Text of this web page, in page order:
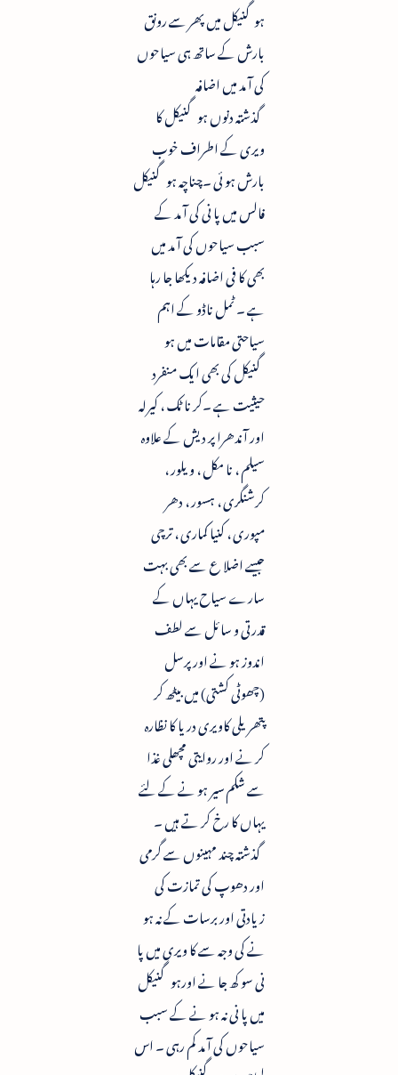
ہوگنیکل میں پھر سے رونق
بارش کے ساتھ ہی سیاحوں
کی آ مد میں اضافہ
گذشتہ دنوں ہو گنیکل کا
ویری کے اطراف خوب
بارش ہو ئی ۔چناچہ ہو گنیکل
فالس میں پا نی کی آ مد کے
سبب سیاحوں کی آ مد میں
بھی کا فی اضافہ دیکھا جا رہا
ہے ۔ ٹمل ناڈو کے اہم
سیاحتی مقامات میں ہو
گنیکل کی بھی ایک منفرد
حیثیت ہے ۔کر نا ٹک ، کیرلہ
اور آندھرا پر دیش کے علاوہ
سیلم ، نا مکل ، ویلور ،
کرشنگری ، ہسور ، دھر
مپوری ، کنیا کماری ، ترچی
جیسے اضلا ع سے بھی بہت
سارے سیاح یہاں کے
قدرتی و سائل سے لطف
اندوز ہو نے اور پرسل
(چھوٹی کشتی) میں بیٹھ کر
پتھریلی کاویری دریا کا نظارہ
کر نے اور روایتی مچھلی غذا
سے شکم سیر ہو نے کے لئے
یہاں کا رخ کر تے ہیں ۔
گذشتہ چند مہینوں سے گرمی
اور دھوپ کی تمازت کی
زیادتی اور برسات کے نہ ہو
نے کی وجہ سے کا ویری میں پا
نی سو کھ جا نے اورہو گنیکل
میں پا نی نہ ہو نے کے سبب
سیاحوں کی آ مد کم رہی ۔ اس